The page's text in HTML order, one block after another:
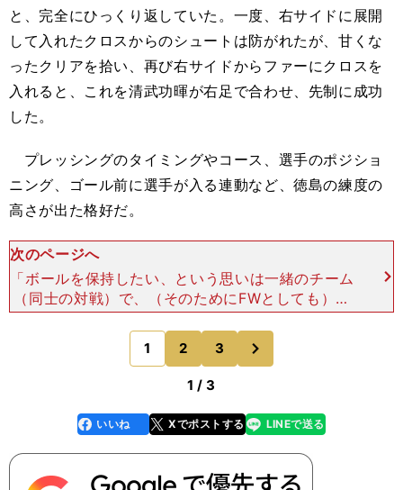
と、完全にひっくり返していた。一度、右サイドに展開
して入れたクロスからのシュートは防がれたが、甘くな
ったクリアを拾い、再び右サイドからファーにクロスを
入れると、これを清武功暉が右足で合わせ、先制に成功
した。
プレッシングのタイミングやコース、選手のポジショ
ニング、ゴール前に選手が入る連動など、徳島の練度の
高さが出た格好だ。
次のページへ
「ボールを保持したい、という思いは一緒のチーム
（同士の対戦）で、（そのためにFWとしても）ま
ずは相手のボランチを消し、中を締めて、守備対応
をすることが求められました」（徳島・清武)）
一方、東京Ｖも
1 2 3
1 / 3
faceboo
k
いいね Xでポストする
line LINEで送る